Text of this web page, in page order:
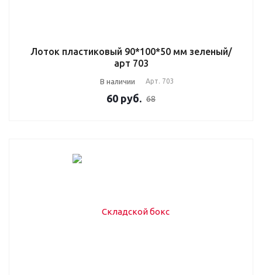
Лоток пластиковый 90*100*50 мм зеленый/
арт 703
В наличии Арт. 703
60 руб. 68